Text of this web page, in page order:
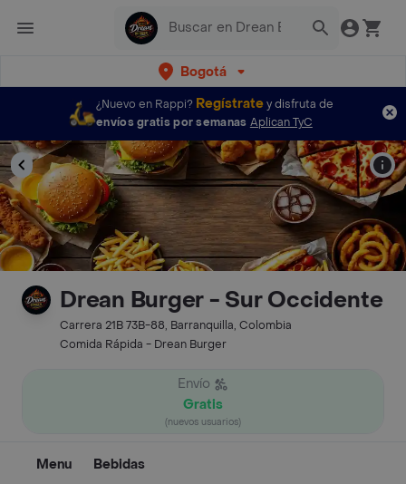
Bogotá
¿Nuevo en Rappi? Regístratey disfruta de
envíos gratis por semanas Aplican TyC
Drean Burger - Sur Occidente
Carrera 21B 73B-88, Barranquilla, Colombia
Comida Rápida - Drean Burger
Envío
Gratis
(nuevos usuarios)
Menu Bebidas